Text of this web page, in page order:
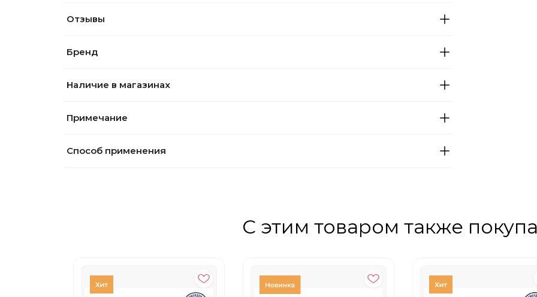
Отзывы
Бренд
Наличие в магазинах
Примечание
Способ применения
С этим товаром также